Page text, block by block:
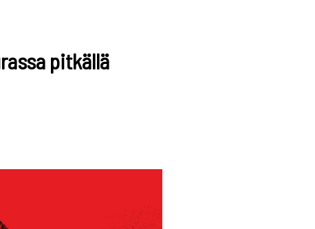
pitkällä